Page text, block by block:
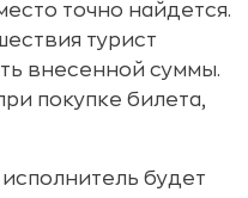
точно найдется.
турист
внесенной суммы.
покупке билета,
будет